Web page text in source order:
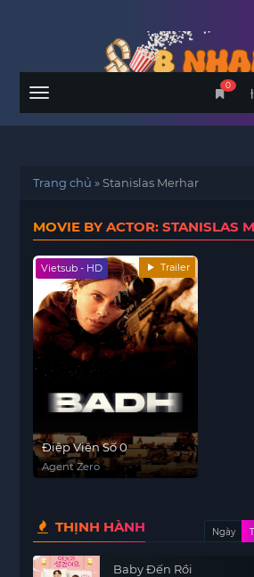
Menu
0
Trang chủ »Stanislas Merhar
MOVIE BY ACTOR: STANISLAS
Vietsub - HD Trailer
Điệp Viên Số 0
Agent Zero
THỊNH HÀNH Ngày
Baby Đến Rồi